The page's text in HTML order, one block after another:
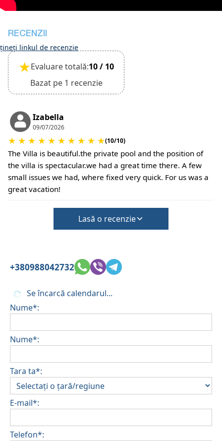
Check-out: 10:30
generale a proprietății.
Animale de companie:
Animalele de companie de talie mică sunt
permise, dar trebuie confirmate în momentul
rezervării.
Se pot aplica costuri suplimentare pentru
•Depozit pentru daune:
Nu este necesar un depozit la check-in.
Se pot aplica costuri suplimentare pentru
animalele de companie sau se pot aplica condiții
speciale.
RECENZII
linkul de recenzie
★Evaluare totală:10 / 10
Bazat pe 1 recenzie
Izabella
09/07/2026
★ ★ ★ ★ ★ ★ ★ ★ ★ ★(10/10)
The Villa is beautiful.the private pool and the position of
the villa is spectacular.we had a great time there. A few
small issues we had, where fixed very quick. For us was a
great vacation!
Lasă o recenzie
+380988042732
Se încarcă calendarul...
Nume*:
Nume*:
Tara ta*:
E-mail*:
Telefon*: